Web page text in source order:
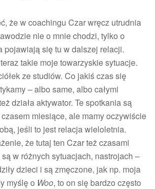
że w coachingu Czar wręcz utrudnia
nie o mnie chodzi, tylko o
pojawiają się tu w dalszej relacji.
takie moje towarzyskie sytuacje.
ze studiów. Co jakiś czas się
– albo same, albo całymi
działa aktywator. Te spotkania są
miesiące, ale mamy oczywiście
jeśli to jest relacja wieloletnia.
że tutaj ten Czar też czasami
w różnych sytuacjach, nastrojach –
dzieci i są zmęczone, jak np. moja
myślę o Woo, to on się bardzo często